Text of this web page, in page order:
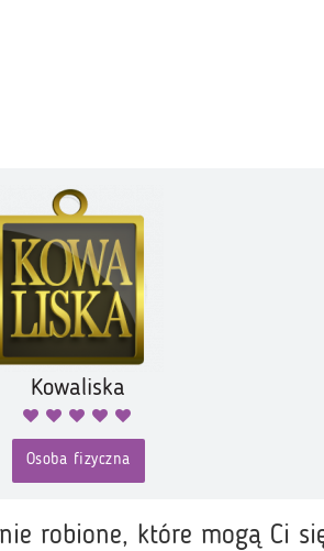
Kowaliska
Osoba fizyczna
robione, które mogą Ci